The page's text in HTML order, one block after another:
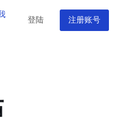
登陆 注册账号